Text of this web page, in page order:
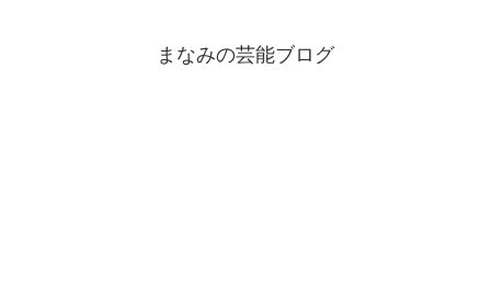
まなみの芸能ブログ